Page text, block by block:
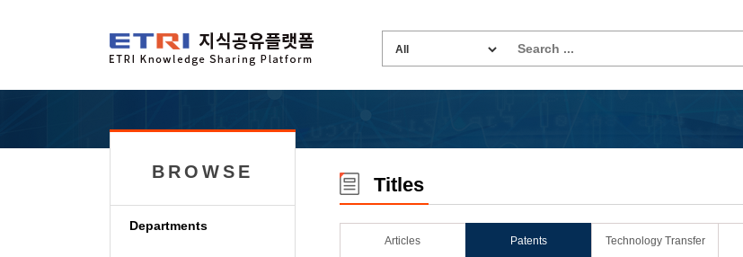
BROWSE
Departments
Titles
Articles Patents Technology Transfer